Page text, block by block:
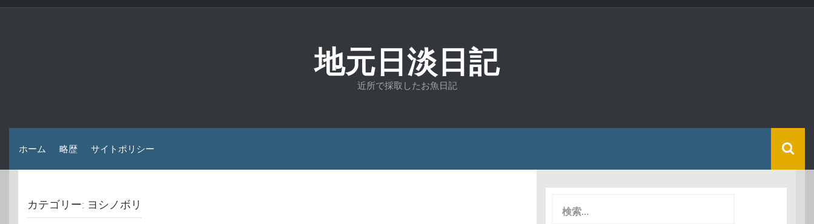
コ
地元日淡日記
近所で採取したお魚日記
ホーム 略歴 サイトポリシー
カテゴリー: ヨシノボリ